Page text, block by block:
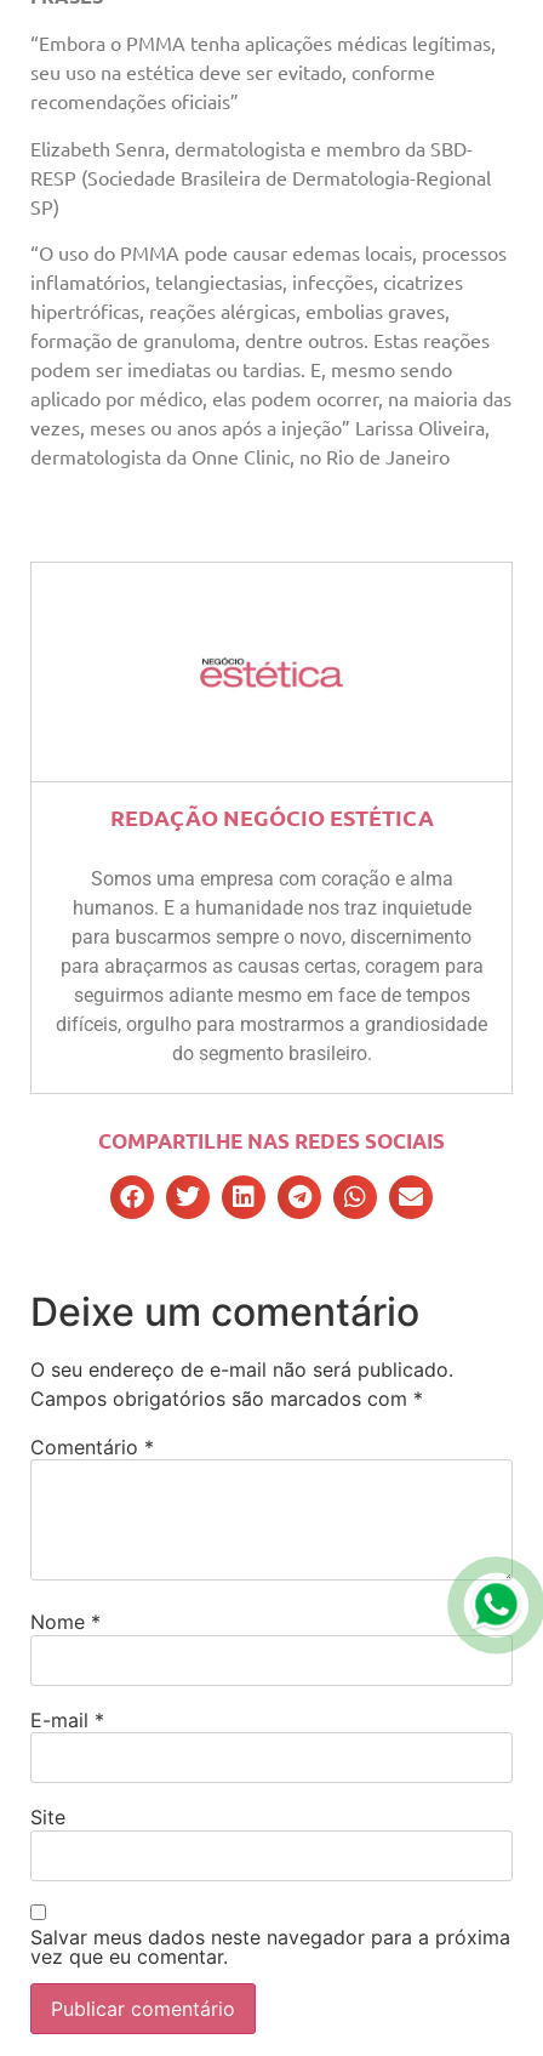
“Embora o PMMA tenha aplicações médicas legítimas,
seu uso na estética deve ser evitado, conforme
recomendações oficiais”
Elizabeth Senra, dermatologista e membro da SBD-
RESP (Sociedade Brasileira de Dermatologia-Regional
SP)
“O uso do PMMA pode causar edemas locais, processos
inflamatórios, telangiectasias, infecções, cicatrizes
hipertróficas, reações alérgicas, embolias graves,
formação de granuloma, dentre outros. Estas reações
podem ser imediatas ou tardias. E, mesmo sendo
aplicado por médico, elas podem ocorrer, na maioria das
vezes, meses ou anos após a injeção” Larissa Oliveira,
dermatologista da Onne Clinic, no Rio de Janeiro
REDAÇÃO NEGÓCIO ESTÉTICA
Somos uma empresa com coração e alma
humanos. E a humanidade nos traz inquietude
para buscarmos sempre o novo, discernimento
para abraçarmos as causas certas, coragem para
seguirmos adiante mesmo em face de tempos
difíceis, orgulho para mostrarmos a grandiosidade
do segmento brasileiro.
COMPARTILHE NAS REDES SOCIAIS
Deixe um comentário
O seu endereço de e-mail não será publicado.
Campos obrigatórios são marcados com *
Comentário *
Nome *
E-mail *
Site
Salvar meus dados neste navegador para a próxima
vez que eu comentar.